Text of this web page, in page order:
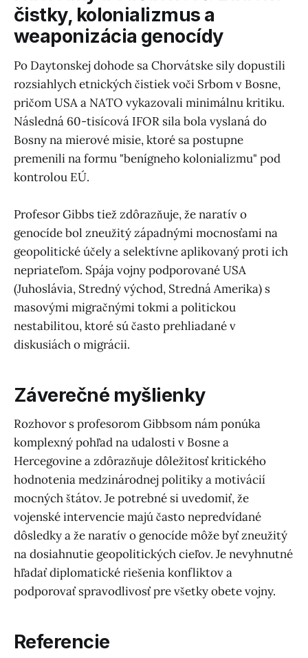
čistky, kolonializmus a
weaponizácia genocídy
Po Daytonskej dohode sa Chorvátske sily dopustili
rozsiahlych etnických čistiek voči Srbom v Bosne,
pričom USA a NATO vykazovali minimálnu kritiku.
Následná 60-tisícová IFOR sila bola vyslaná do
Bosny na mierové misie, ktoré sa postupne
premenili na formu "benígneho kolonializmu" pod
kontrolou EÚ.
Profesor Gibbs tiež zdôrazňuje, že naratív o
genocíde bol zneužitý západnými mocnosťami na
geopolitické účely a selektívne aplikovaný proti ich
nepriateľom. Spája vojny podporované USA
(Juhoslávia, Stredný východ, Stredná Amerika) s
masovými migračnými tokmi a politickou
nestabilitou, ktoré sú často prehliadané v
diskusiách o migrácii.
Záverečné myšlienky
Rozhovor s profesorom Gibbsom nám ponúka
komplexný pohľad na udalosti v Bosne a
Hercegovine a zdôrazňuje dôležitosť kritického
hodnotenia medzinárodnej politiky a motivácií
mocných štátov. Je potrebné si uvedomiť, že
vojenské intervencie majú často nepredvídané
dôsledky a že naratív o genocíde môže byť zneužitý
na dosiahnutie geopolitických cieľov. Je nevyhnutné
hľadať diplomatické riešenia konfliktov a
podporovať spravodlivosť pre všetky obete vojny.
Referencie